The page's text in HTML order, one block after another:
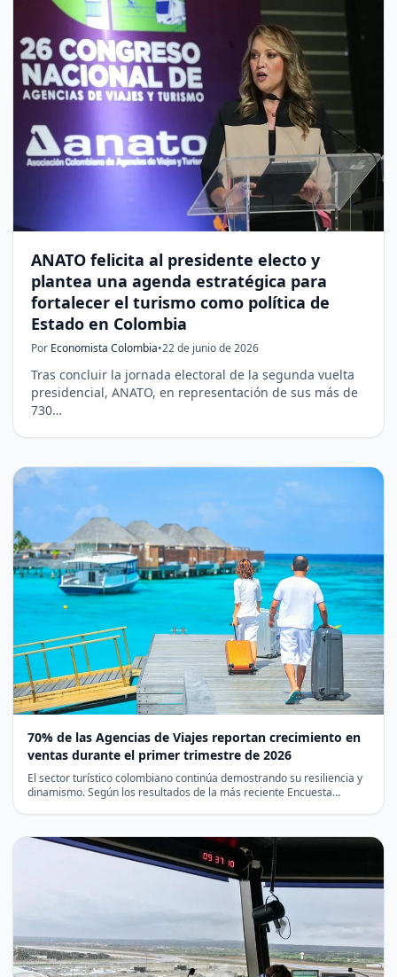
ANATO felicita al presidente electo y
plantea una agenda estratégica para
fortalecer el turismo como política de
Estado en Colombia
Por Economista Colombia•22 de junio de 2026
Tras concluir la jornada electoral de la segunda vuelta
presidencial, ANATO, en representación de sus más de
730…
70% de las Agencias de Viajes reportan crecimiento en
ventas durante el primer trimestre de 2026
El sector turístico colombiano continúa demostrando su resiliencia y
dinamismo. Según los resultados de la más reciente Encuesta…